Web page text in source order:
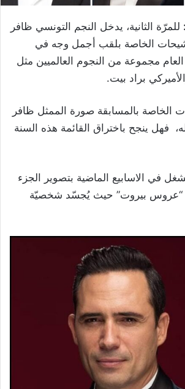
للمرّة الثانية، يدخل النجم التونسي ظافر
الخاصة بلقب أجمل وجه في
العام مجموعة من النجوم العالميين مثل
براد بيت.
بالمسابقة صورة الممثل ظافر
فهل ينجح باختراق القائمة هذه السنة
في الاسابيع الماضية بتصوير الجزء
“عروس بيروت” حيث يُجسّد شخصيّة